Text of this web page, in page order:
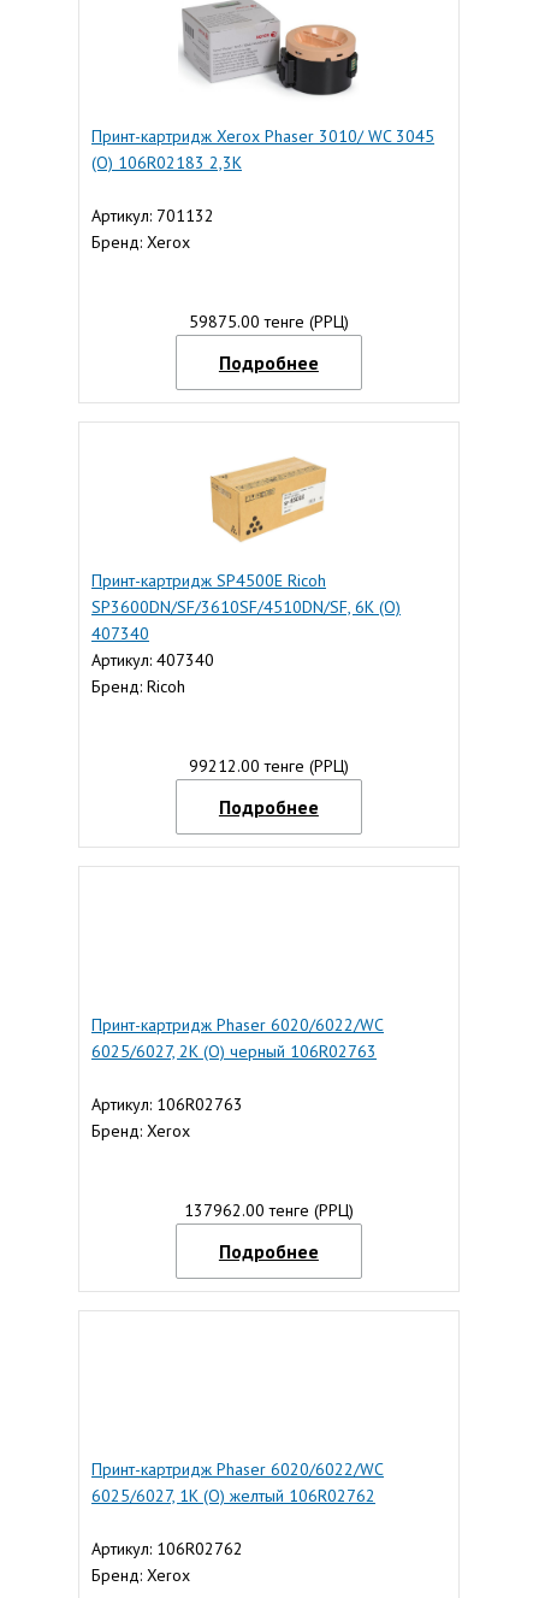
Принт-картридж Xerox Phaser 3010/ WC 3045
(O) 106R02183 2,3К
Артикул: 701132
Бренд: Xerox
59875.00 тенге (РРЦ)
Подробнее
Принт-картридж SP4500E Ricoh
SP3600DN/SF/3610SF/4510DN/SF, 6К (О)
407340
Артикул: 407340
Бренд: Ricoh
99212.00 тенге (РРЦ)
Подробнее
Принт-картридж Phaser 6020/6022/WC
6025/6027, 2K (О) черный 106R02763
Артикул: 106R02763
Бренд: Xerox
137962.00 тенге (РРЦ)
Подробнее
Принт-картридж Phaser 6020/6022/WC
6025/6027, 1K (О) желтый 106R02762
Артикул: 106R02762
Бренд: Xerox